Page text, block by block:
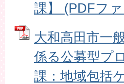
課】 (PDFフ
大和高田市一
係る公募型プ
課：地域包括